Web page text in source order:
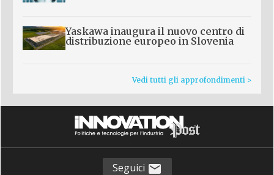
Yaskawa inaugura il nuovo centro di
distribuzione europeo in Slovenia
Vedi tutti gli approfondimenti >
Seguici